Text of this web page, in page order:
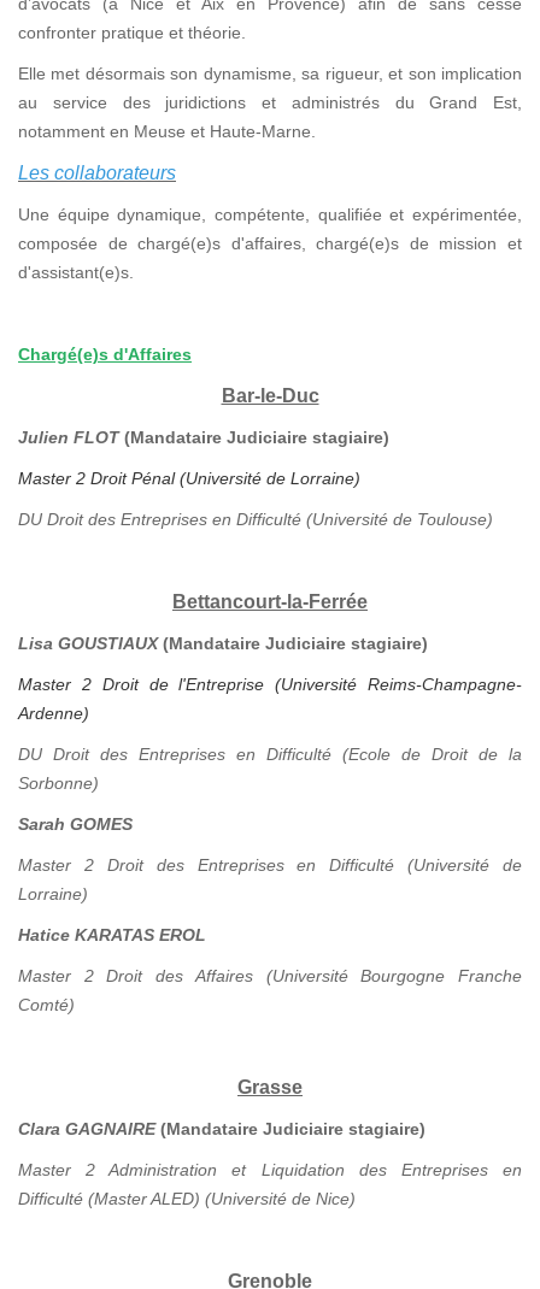
confronter pratique et théorie.
Elle met désormais son dynamisme, sa rigueur, et son implication
au service des juridictions et administrés du Grand Est,
notamment en Meuse et Haute-Marne.
Les collaborateurs
Une équipe dynamique, compétente, qualifiée et expérimentée,
composée de chargé(e)s d'affaires, chargé(e)s de mission et
d'assistant(e)s.
Chargé(e)s d'Affaires
Bar-le-Duc
Julien FLOT(Mandataire Judiciaire stagiaire)
Master 2 Droit Pénal (Université de Lorraine)
DU Droit des Entreprises en Difficulté (Université de Toulouse)
Bettancourt-la-Ferrée
Lisa GOUSTIAUX(Mandataire Judiciaire stagiaire)
Master 2 Droit de l'Entreprise (Université Reims-Champagne-
Ardenne)
DU Droit des Entreprises en Difficulté (Ecole de Droit de la
Sorbonne)
Sarah GOMES
Master 2 Droit des Entreprises en Difficulté (Université de
Lorraine)
Hatice KARATAS EROL
Master 2 Droit des Affaires (Université Bourgogne Franche
Comté)
Grasse
Clara GAGNAIRE(Mandataire Judiciaire stagiaire)
Master 2 Administration et Liquidation des Entreprises en
Difficulté (Master ALED) (Université de Nice)
Grenoble